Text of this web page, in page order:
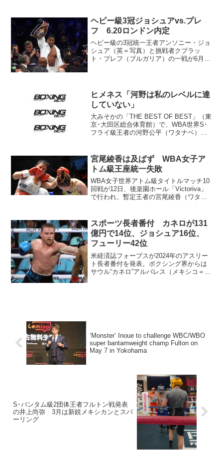
タム級4位、渡部大介（ワタナベ）が登
場。同級ノーラン...
ヘビー級3冠ジョシュアvs.プレ
フ 6.20ロンドン内定
ヘビー級の3冠統一王者アンソニー・ジョ
シュア（英＝写真）と挑戦者クブラッ
ト・プレフ（ブルガリア）の一戦が6月20
キサス州ダラスでイベ...
ヒメネス「河野は私のレベルに達
していない」
大みそかの「THE BEST OF BEST」（東
京･大田区総合体育館）で、WBA世界S･
フライ級王者の河野公平（ワタナベ）に
ベジムで練習を公開した。 ヒメネス
は...
宮尾綾香は及ばず WBA女子ア
トム級王座統一失敗
WBA女子世界アトム級タイトルマッチ10
回戦が12日、後楽園ホール「Victoriva」
で行われ、暫定王者の宮尾綾香（ワタナ
はならなかった。スコアは98-92、96...
スポーツ長者番付 カネロが131
億円で14位、ジョシュア16位、
フューリー42位
米経済誌フォーブスが2024年のアスリー
ト長者番付を発表。ボクシング界からは
サウル“カネロ”アルバレス（メキシコ＝写
‘Monster’ Inoue to challenge WBC/WBO
super bantamweight champ Fulton on
May 7 in Yokohama
S･バンタム級2団体王者フルトン戦発表
の井上尚弥 3月は新鋭メキシカンとスパ
ーリング